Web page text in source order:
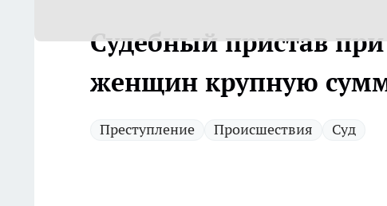
Судебный пристав
женщин крупную
Преступление Происшествия Суд